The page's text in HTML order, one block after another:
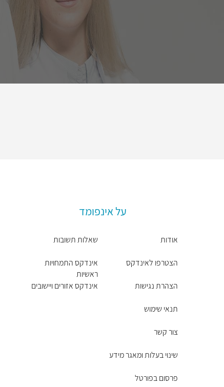
על אינפומד
אודות
הצטרפו לאינדקס
הצהרת נגישות
תנאי שימוש
צור קשר
שינוי בעלות ומאגר מידע
פרסום בפורטל
שאלות תשובות
אינדקס התמחויות
ראשיות
אינדקס אזורים ויישובים